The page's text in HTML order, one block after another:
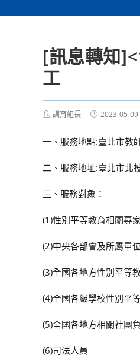
[訊息轉知
工
Post訓育組長
Post2023-05-09
一、服務地點:臺北市教
二、服務地址:臺北市北
三、服務對象：
(1)性別平等教育相關專
(2)中央各部會及所屬單
(3)全國各地方性別平等
(4)全國各級學校性別平
(5)全國各地方相關社團
(6)司法人員